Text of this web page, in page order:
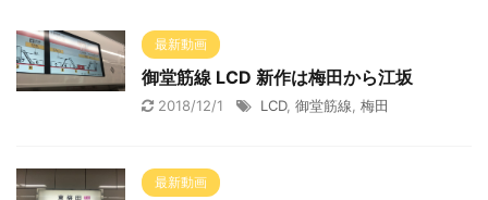
最新動画
御堂筋線 LCD 新作は梅田から江坂
2018/12/1 LCD, 御堂筋線 梅田
最新動画